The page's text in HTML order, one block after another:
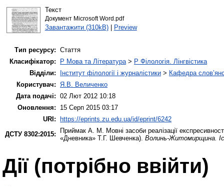
Текст
Документ Microsoft Word.pdf
Завантажити (310kB)| Preview
Тип ресурсу: Стаття
Класифікатор:
P Мова та Література> P Філологія. Лінгвістика
Відділи:
Інститут філології і журналістики > Кафедра
Користувач: Я.В. Величенко
Дата подачі: 02 Лют 2012 10:18
Оновлення:
15 Серп 2015 03:17
URI:
https://eprints.zu.edu.ua/id/eprint/6242
ДСТУ 8302:2015:
Приймак А. М. Мовні засоби реалізації
«Дневника» Т.Г. Шевченка). Волинь-Житомирщина.
Дії ​​(потрібно ввійти)